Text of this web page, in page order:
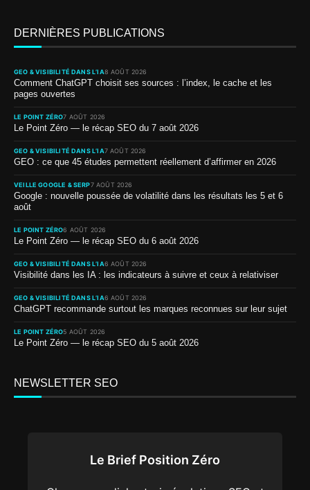
DERNIÈRES PUBLICATIONS
GEO & VISIBILITÉ DANS L’IA8 AOÛT 2026
Comment ChatGPT choisit ses sources : l’index, le cache et les
pages ouvertes
LE POINT ZÉRO7 AOÛT 2026
Le Point Zéro — le récap SEO du 7 août 2026
GEO & VISIBILITÉ DANS L’IA7 AOÛT 2026
GEO : ce que 45 études permettent réellement d’affirmer en 2026
VEILLE GOOGLE & SERP7 AOÛT 2026
Google : nouvelle poussée de volatilité dans les résultats les 5 et 6
août
LE POINT ZÉRO6 AOÛT 2026
Le Point Zéro — le récap SEO du 6 août 2026
GEO & VISIBILITÉ DANS L’IA6 AOÛT 2026
Visibilité dans les IA : les indicateurs à suivre et ceux à relativiser
GEO & VISIBILITÉ DANS L’IA6 AOÛT 2026
ChatGPT recommande surtout les marques reconnues sur leur sujet
LE POINT ZÉRO5 AOÛT 2026
Le Point Zéro — le récap SEO du 5 août 2026
NEWSLETTER SEO
Le Brief Position Zéro